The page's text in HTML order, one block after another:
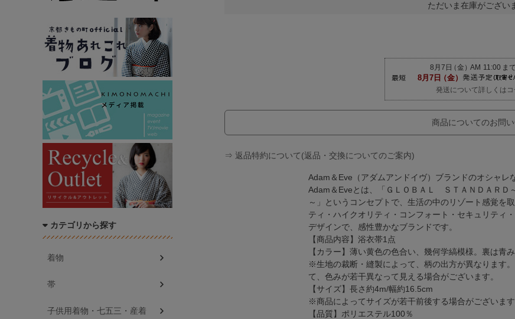
ただいま在庫がござい
発送について詳しくは
商品についてのお問
⇒ 返品特約について(返品・交換についてのご案内)
Adam＆Eve（アダムアンドイヴ）ブランドのオシャレ
Adam＆Eveとは、「ＧＬＯＢＡＬ ＳＴＡＮＤＡＲＤ
～」というコンセプトで、生活の中のリゾート感覚を
ティ・ハイクオリティ・コンフォート・セキュリティ
デザインで、感性豊かなブランドです。
【商品内容】浴衣帯1点
【カラー】薄い黄色の色合い、幾何学縞模様。裏は青
※生地の裁断・縫製によって、柄の出方が異なります
て、色みが若干異なって見える場合がございます。
【サイズ】長さ約4m/幅約16.5cm
※商品によってサイズが若干前後する場合がございます
【品質】ポリエステル100％
カテゴリから探す
着物
帯
子供用着物・七五三・産着